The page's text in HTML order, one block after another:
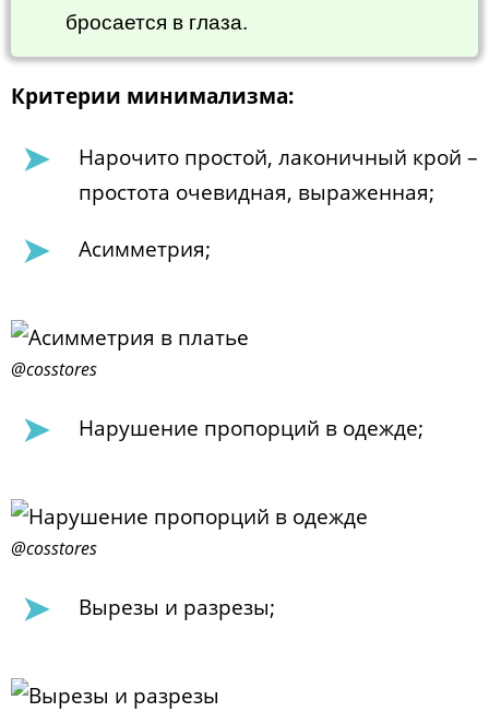
бросается в глаза.
Критерии минимализма:
Нарочито простой, лаконичный крой –
простота очевидная, выраженная;
Асимметрия;
@cosstores
Нарушение пропорций в одежде;
@cosstores
Вырезы и разрезы;